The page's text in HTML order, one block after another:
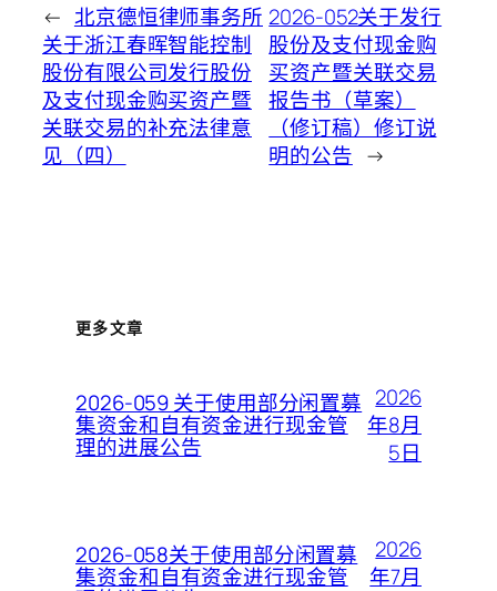
← 北京德恒律师事务所
关于浙江春晖智能控制
股份有限公司发行股份
及支付现金购买资产暨
关联交易的补充法律意
见（四）
2026-052关于发行
股份及支付现金购
买资产暨关联交易
报告书（草案）
（修订稿）修订说
明的公告 →
更多文章
2026-059 关于使用部分闲置募
集资金和自有资金进行现金管
理的进展公告
2026
年8月
5日
2026-058关于使用部分闲置募
集资金和自有资金进行现金管
2026
年7月